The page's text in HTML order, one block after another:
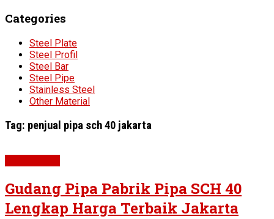
Categories
Steel Plate
Steel Profil
Steel Bar
Steel Pipe
Stainless Steel
Other Material
Tag: penjual pipa sch 40 jakarta
Gudang Pipa Pabrik Pipa SCH 40
Lengkap Harga Terbaik Jakarta